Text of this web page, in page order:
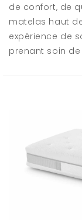
de confort, de
matelas haut
expérience de
prenant soin